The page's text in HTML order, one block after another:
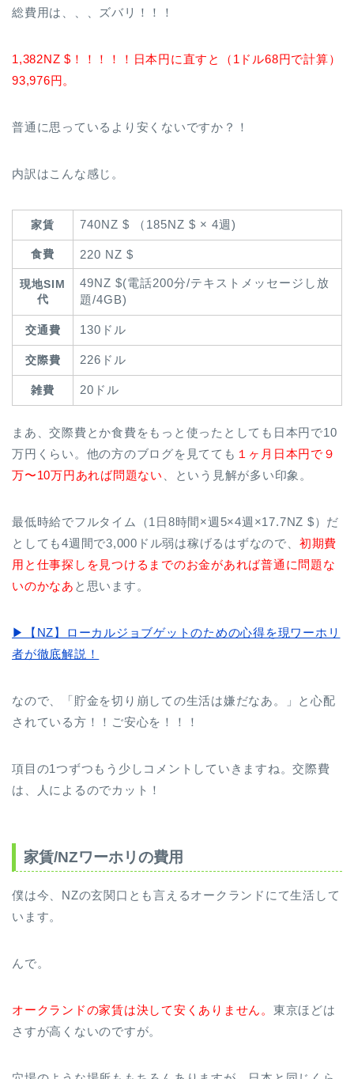
総費用は、、、ズバリ！！！
1,382NZ $！！！！！ 日本円に直すと（1ドル68円で計算）
93,976円。
普通に思っているより安くないですか？！
内訳はこんな感じ。
家賃 740NZ $ （185NZ $ × 4週)
食費 220 NZ $
現地SIM
代
49NZ $(電話200分/テキストメッセージし放
題/4GB)
交通費 130ドル
交際費 226ドル
雑費 20ドル
まあ、交際費とか食費をもっと使ったとしても日本円で10
万円くらい。他の方のブログを見てても １ヶ月日本円で９
万〜10万円あれば問題ない
、という見解が多い印象。
最低時給でフルタイム（1日8時間×週5×4週×17.7NZ $）だ
としても4週間で3,000ドル弱は稼げるはずなので、 初期費
用と仕事探しを見つけるまでのお金があれば普通に問題な
いのかなあ と思います。
▶︎【NZ】ローカルジョブゲットのための心得を現ワーホリ
者が徹底解説！
なので、「貯金を切り崩しての生活は嫌だなあ。」と心配
されている方！！ご安心を！！！
項目の1つずつもう少しコメントしていきますね。交際費
は、人によるのでカット！
家賃/NZワーホリの費用
僕は今、NZの玄関口とも言えるオークランドにて生活して
います。
んで。
オークランドの家賃は決して安くありません。 東京ほどは
さすが高くないのですが。